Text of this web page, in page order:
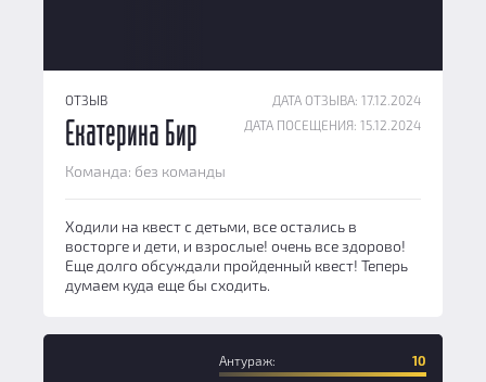
ОТЗЫВ
ДАТА ОТЗЫВА: 17.12.2024
ДАТА ПОСЕЩЕНИЯ: 15.12.2024
Екатерина Бир
Команда: без команды
Ходили на квест с детьми, все остались в
восторге и дети, и взрослые! очень все здорово!
Еще долго обсуждали пройденный квест! Теперь
думаем куда еще бы сходить.
Антураж: 10